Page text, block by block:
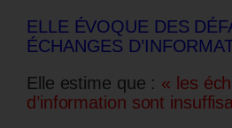
ELLE ÉVOQUE DES
ÉCHANGES
Elle estime que : « les
d’information sont